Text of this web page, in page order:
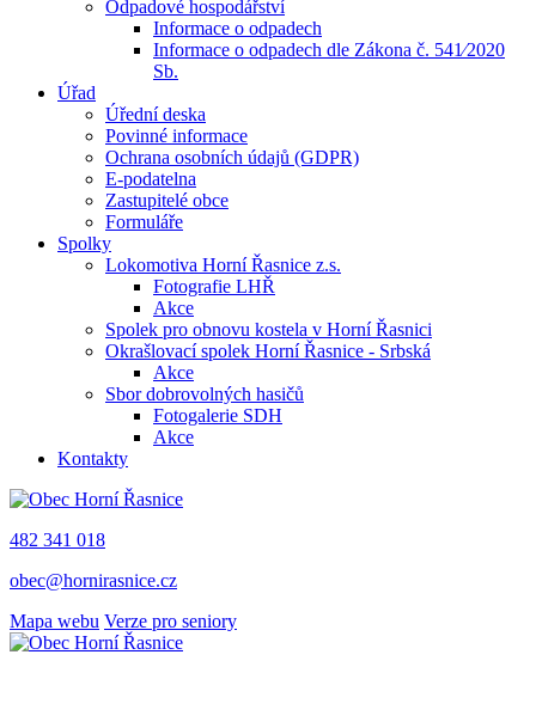
Odpadové hospodářství
Informace o odpadech
Informace o odpadech dle Zákona č. 541⁄2020
Sb.
Úřad
Úřední deska
Povinné informace
Ochrana osobních údajů (GDPR)
E-podatelna
Zastupitelé obce
Formuláře
Spolky
Lokomotiva Horní Řasnice z.s.
Fotografie LHŘ
Akce
Spolek pro obnovu kostela v Horní Řasnici
Okrašlovací spolek Horní Řasnice - Srbská
Akce
Sbor dobrovolných hasičů
Fotogalerie SDH
Akce
Kontakty
482 341 018
obec@hornirasnice.cz
Mapa webu Verze pro seniory